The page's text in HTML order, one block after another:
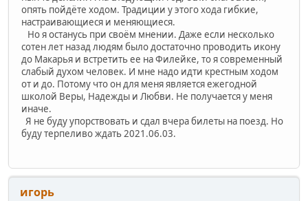
опять пойдёте ходом. Традиции у этого хода гибкие,
настраивающиеся и меняющиеся.
Но я останусь при своём мнении. Даже если несколько
сотен лет назад людям было достаточно проводить икону
до Макарья и встретить ее на Филейке, то я современный
слабый духом человек. И мне надо идти крестным ходом
от и до. Потому что он для меня является ежегодной
школой Веры, Надежды и Любви. Не получается у меня
иначе.
Я не буду упорствовать и сдал вчера билеты на поезд. Но
буду терпеливо ждать 2021.06.03.
игорь